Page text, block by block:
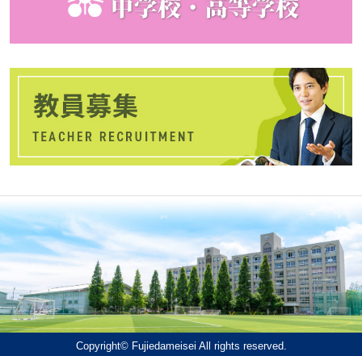
Copyright© Fujiedameisei All rights reserved.